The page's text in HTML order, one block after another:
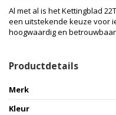
Al met al is het Kettingblad
een uitstekende keuze voor
hoogwaardig en
Productdetails
Merk
Kleur